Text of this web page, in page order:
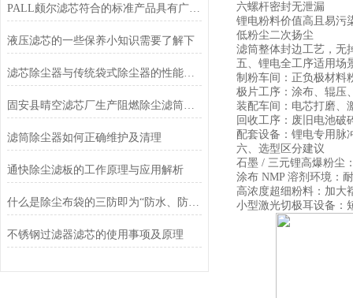
PALL颇尔滤芯符合的标准产品具有广泛的用途
液压滤芯的一些保养小知识需要了解下
滤芯除尘器与传统袋式除尘器的性能对比
固安县晴空滤芯厂生产阻燃除尘滤筒的技术参数与应用场景
滤筒除尘器如何正确维护及清理
通快除尘滤板的工作原理与应用解析
什么是除尘布袋的三防即为“防水、防油、防静电”
不锈钢过滤器滤芯的使用事项及原理
六螺杆密封无泄漏
锂电粉料价值高且易污
低粉尘二次扬尘
滤筒整体封边工艺，无
五、锂电全工序适用场
制粉车间：正负极材料
极片工序：涂布、辊压
装配车间：电芯打磨、
回收工序：废旧电池破
配套设备：锂电专用脉
六、选型区分建议
石墨 / 三元锂高爆粉尘
涂布 NMP 溶剂环境：
高浓度超细粉料：加大
小型激光切极耳设备：